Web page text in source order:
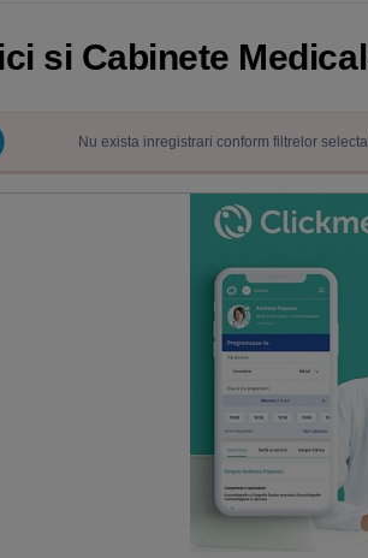
si Cabinete
Nu exista inregistrari conform filtrelor